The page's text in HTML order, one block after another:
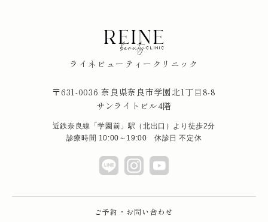
ライネビューティークリニック
〒631-0036 奈良県奈良市学園北1丁目8-8
サンライトビル4階
近鉄奈良線「学園前」駅（北出口）より徒歩2分
診療時間 10:00～19:00 休診日 不定休
ご予約・お問い合わせ